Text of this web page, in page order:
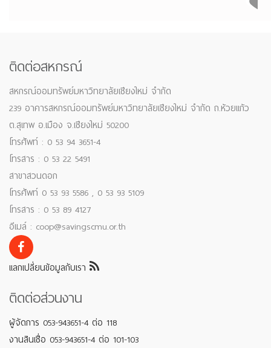
ติดต่อสหกรณ์
สหกรณ์ออมทรัพย์มหาวิทยาลัยเชียงใหม่ จำกัด
239 อาคารสหกรณ์ออมทรัพย์มหาวิทยาลัยเชียงใหม่ จำกัด ถ.ห้วยแก้ว
ต.สุเทพ อ.เมือง จ.เชียงใหม่ 50200
โทรศัพท์ : 0 53 94 3651-4
โทรสาร : 0 53 22 5491
สาขาสวนดอก
โทรศัพท์ 0 53 93 5586 , 0 53 93 5109
โทรสาร : 0 53 89 4127
อีเมล์ : coop@savingscmu.or.th
แลกเปลี่ยนข้อมูลกับเรา
ติดต่อส่วนงาน
ผู้จัดการ 053-943651-4 ต่อ 118
งานสินเชื่อ 053-943651-4 ต่อ 101-103